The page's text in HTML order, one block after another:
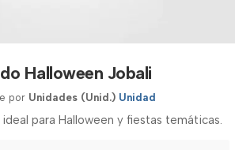
Halloween Jobali
por Unidades (Unid.) Unidad
para Halloween y fiestas temáticas.